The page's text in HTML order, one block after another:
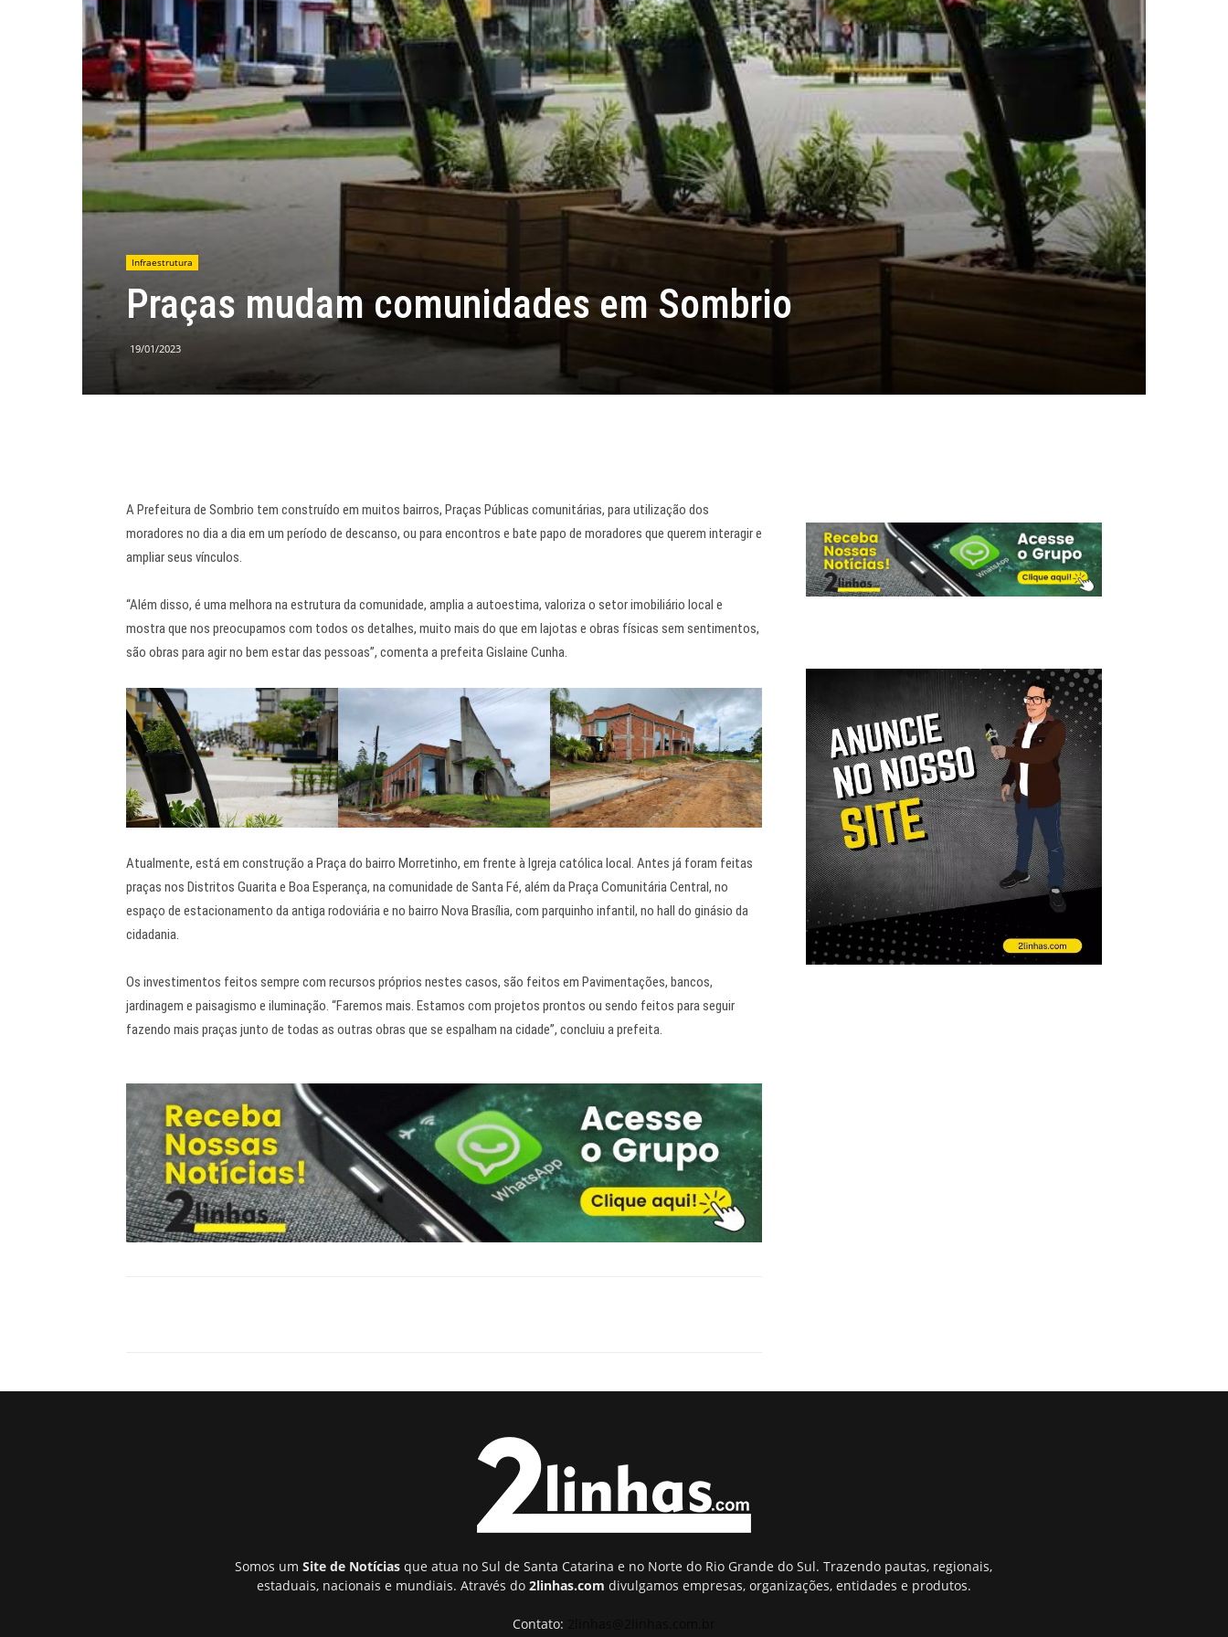
Infraestrutura
Praças mudam comunidades em Sombrio
19/01/2023
A Prefeitura de Sombrio tem construído em muitos bairros, Praças Públicas comunitárias, para utilização dos
moradores no dia a dia em um período de descanso, ou para encontros e bate papo de moradores que querem interagir e
ampliar seus vínculos.
“Além disso, é uma melhora na estrutura da comunidade, amplia a autoestima, valoriza o setor imobiliário local e
mostra que nos preocupamos com todos os detalhes, muito mais do que em lajotas e obras físicas sem sentimentos,
são obras para agir no bem estar das pessoas”, comenta a prefeita Gislaine Cunha.
Atualmente, está em construção a Praça do bairro Morretinho, em frente à Igreja católica local. Antes já foram feitas
praças nos Distritos Guarita e Boa Esperança, na comunidade de Santa Fé, além da Praça Comunitária Central, no
espaço de estacionamento da antiga rodoviária e no bairro Nova Brasília, com parquinho infantil, no hall do ginásio da
cidadania.
Os investimentos feitos sempre com recursos próprios nestes casos, são feitos em Pavimentações, bancos,
jardinagem e paisagismo e iluminação. “Faremos mais. Estamos com projetos prontos ou sendo feitos para seguir
fazendo mais praças junto de todas as outras obras que se espalham na cidade”, concluiu a prefeita.
Somos umSite de Notícias que atua no Sul de Santa Catarina e no Norte do Rio Grande do Sul. Trazendo pautas, regionais,
estaduais, nacionais e mundiais. Através do 2linhas.com divulgamos empresas, organizações, entidades e produtos.
Contato: